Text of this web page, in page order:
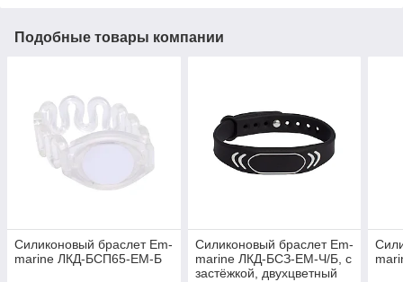
Подобные товары компании
Силиконовый браслет Em-
marine ЛКД-БСП65-ЕМ-Б
Силиконовый браслет Em-
marine ЛКД-БСЗ-ЕМ-Ч/Б, с
застёжкой, двухцветный